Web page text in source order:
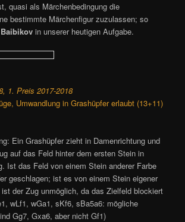
quasi als Märchenbedingung die
bestimmte Märchenfigur zuzulassen; so
in unserer heutigen Aufgabe.
1. Preis 2017-2018
Umwandlung in Grashüpfer erlaubt (13+11)
Ein Grashüpfer zieht in Damenrichtung und
auf das Feld hinter dem ersten Stein in
Ist das Feld von einem Stein anderer Farbe
geschlagen; ist es von einem Stein eigener
der Zug unmöglich, da das Zielfeld blockiert
wLf1, wGa1, sKf6, sBa5a6: mögliche
Gg7, Gxa6, aber nicht Gf1)